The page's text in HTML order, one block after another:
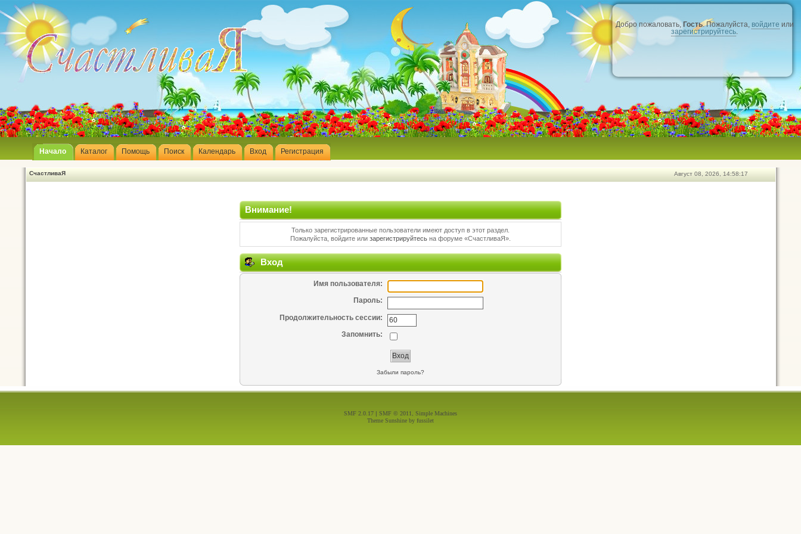
Добро пожаловать,Гость. Пожалуйста, войдите или
зарегистрируйтесь.
Начало Каталог Помощь Поиск Календарь Вход Регистрация
Август 08, 2026, 14:58:17
СчастливаЯ
Внимание!
Только зарегистрированные пользователи имеют доступ в этот раздел.
Пожалуйста, войдите или зарегистрируйтесь на форуме «СчастливаЯ».
Вход
Имя пользователя:
Пароль:
Продолжительность сессии:
Запомнить:
Забыли пароль?
SMF 2.0.17 | SMF © 2011
Simple Machines
Theme Sunshine by fussilet